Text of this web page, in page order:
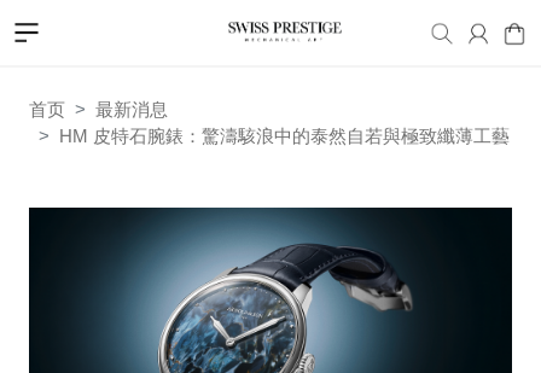
首页
最新消息
HM 皮特石腕錶：驚濤駭浪中的泰然自若與極致纖薄工藝